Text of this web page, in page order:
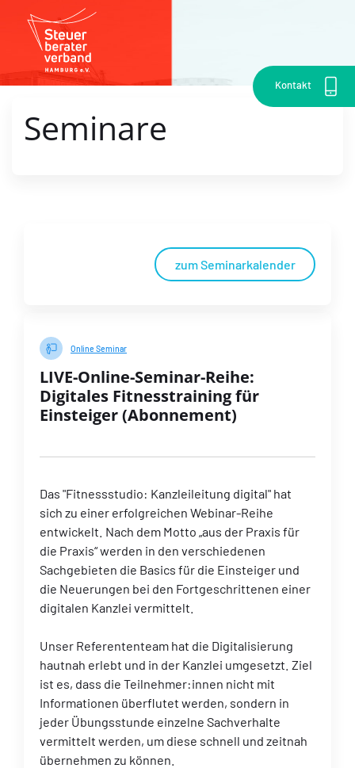
Kontakt
Seminare
zum Seminarkalender
Online Seminar
LIVE-Online-Seminar-Reihe:
Digitales Fitnesstraining für
Einsteiger (Abonnement)
Das "Fitnessstudio: Kanzleileitung digital" hat
sich zu einer erfolgreichen Webinar-Reihe
entwickelt. Nach dem Motto „aus der Praxis für
die Praxis“ werden in den verschiedenen
Sachgebieten die Basics für die Einsteiger und
die Neuerungen bei den Fortgeschrittenen einer
digitalen Kanzlei vermittelt.
Unser Referententeam hat die Digitalisierung
hautnah erlebt und in der Kanzlei umgesetzt. Ziel
ist es, dass die Teilnehmer:innen nicht mit
Informationen überflutet werden, sondern in
jeder Übungsstunde einzelne Sachverhalte
vermittelt werden, um diese schnell und zeitnah
übernehmen zu können.